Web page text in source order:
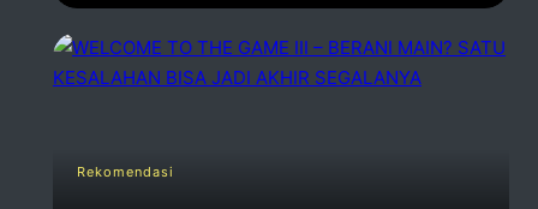
Rekomendasi